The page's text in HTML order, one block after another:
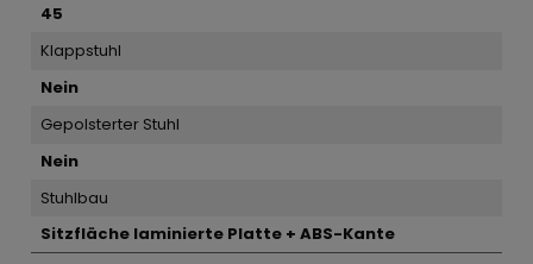
45
Klappstuhl
Nein
Gepolsterter Stuhl
Nein
Stuhlbau
Sitzfläche laminierte Platte + ABS-Kante